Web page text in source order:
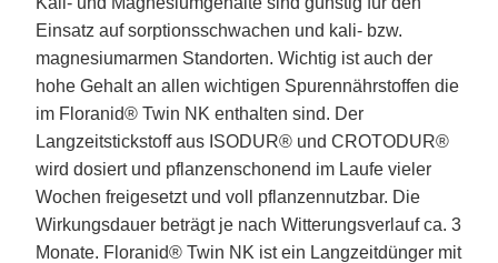
Einsatz auf sorptionsschwachen und kali- bzw.
magnesiumarmen Standorten. Wichtig ist auch der
hohe Gehalt an allen wichtigen Spurennährstoffen die
im Floranid® Twin NK enthalten sind. Der
Langzeitstickstoff aus ISODUR® und CROTODUR®
wird dosiert und pflanzenschonend im Laufe vieler
Wochen freigesetzt und voll pflanzennutzbar. Die
Wirkungsdauer beträgt je nach Witterungsverlauf ca. 3
Monate. Floranid® Twin NK ist ein Langzeitdünger mit